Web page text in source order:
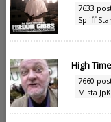
7633
Spliff
High
7660
Mista